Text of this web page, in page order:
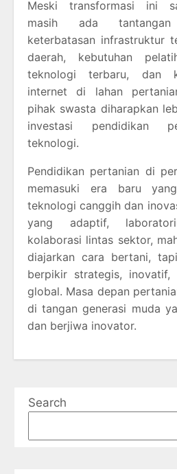
Meski transformasi ini
masih ada
keterbatasan infrastruktur
daerah, kebutuhan
teknologi terbaru, dan
internet di lahan
pihak swasta diharapkan
investasi pendidikan
teknologi.
Pendidikan pertanian di
memasuki era baru yang
teknologi canggih dan
yang adaptif,
kolaborasi lintas sektor,
diajarkan cara bertani,
berpikir strategis, inovatif,
global. Masa depan
di tangan generasi muda
dan berjiwa inovator.
Search